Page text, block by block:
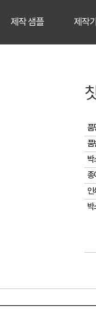
제작 샘플 제작
품
품
박
종
인
박